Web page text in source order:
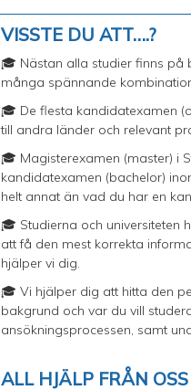
VISSTE DU ATT….?
🎓 Nästan alla studier finns på
många spännande
🎓 De flesta kandidatexamen
till andra länder och relevant
🎓 Magisterexamen (master) i
kandidatexamen (bachelor)
helt annat än vad du har en
🎓 Studierna och universiteten
att få den mest korrekta
hjälper vi dig.
🎓 Vi hjälper dig att hitta den
bakgrund och var du vill
ansökningsprocessen, samt
ALL HJÄLP FRÅN